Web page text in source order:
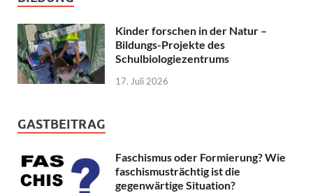
Kinder forschen in der Natur –
Bildungs-Projekte des
Schulbiologiezentrums
17. Juli 2026
GASTBEITRAG
Faschismus oder Formierung? Wie
faschismusträchtig ist die
gegenwärtige Situation?